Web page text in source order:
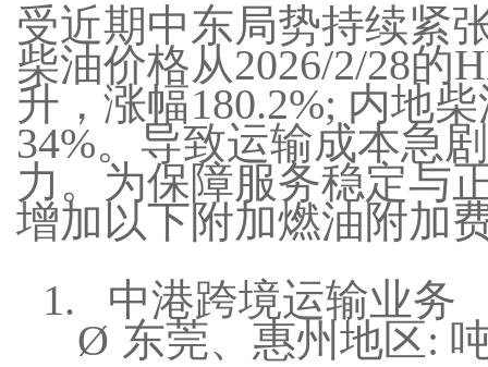
受近期中东局势持续紧
柴油价格从2026/2/28的
升，涨幅180.2%; 内地
34%。导致运输成本急
力。为保障服务稳定与
增加以下附加燃油附加
1.
中港跨境运输业务
Ø 东莞、惠州地区: